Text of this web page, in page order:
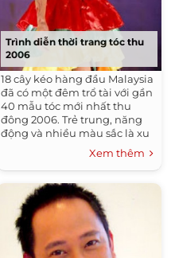
Trình diễn thời trang tóc thu
2006
18 cây kéo hàng đầu Malaysia
đã có một đêm trổ tài với gần
40 mẫu tóc mới nhất thu
đông 2006. Trẻ trung, năng
động và nhiều màu sắc là xu
hướng chung cho giới trẻ
năm nay. Cùng chiêm
ngưỡng sáng tạo của các nhà
thiết kế đến từ đất nước
những hòn đảo, với sản phẩm
chăm sóc tóc chuyên nghiệp
Wellsen.
Xem thêm